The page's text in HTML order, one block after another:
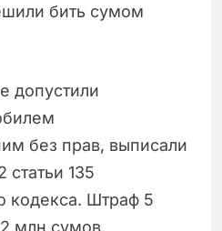
бить сумом
допустили
без прав, выписали
статьи 135
кодекса. Штраф 5
млн сумов.